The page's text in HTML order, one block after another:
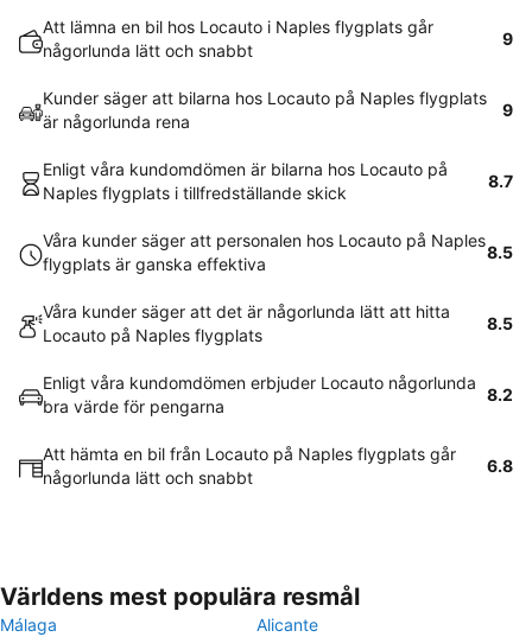
Att lämna en bil hos Locauto i Naples flygplats går
någorlunda lätt och snabbt
9
Kunder säger att bilarna hos Locauto på Naples flygplats
är någorlunda rena
9
Enligt våra kundomdömen är bilarna hos Locauto på
Naples flygplats i tillfredställande skick
8.7
Våra kunder säger att personalen hos Locauto på Naples
flygplats är ganska effektiva
8.5
Våra kunder säger att det är någorlunda lätt att hitta
Locauto på Naples flygplats
8.5
Enligt våra kundomdömen erbjuder Locauto någorlunda
bra värde för pengarna
8.2
Att hämta en bil från Locauto på Naples flygplats går
någorlunda lätt och snabbt
6.8
Världens mest populära resmål
Málaga
Alicante